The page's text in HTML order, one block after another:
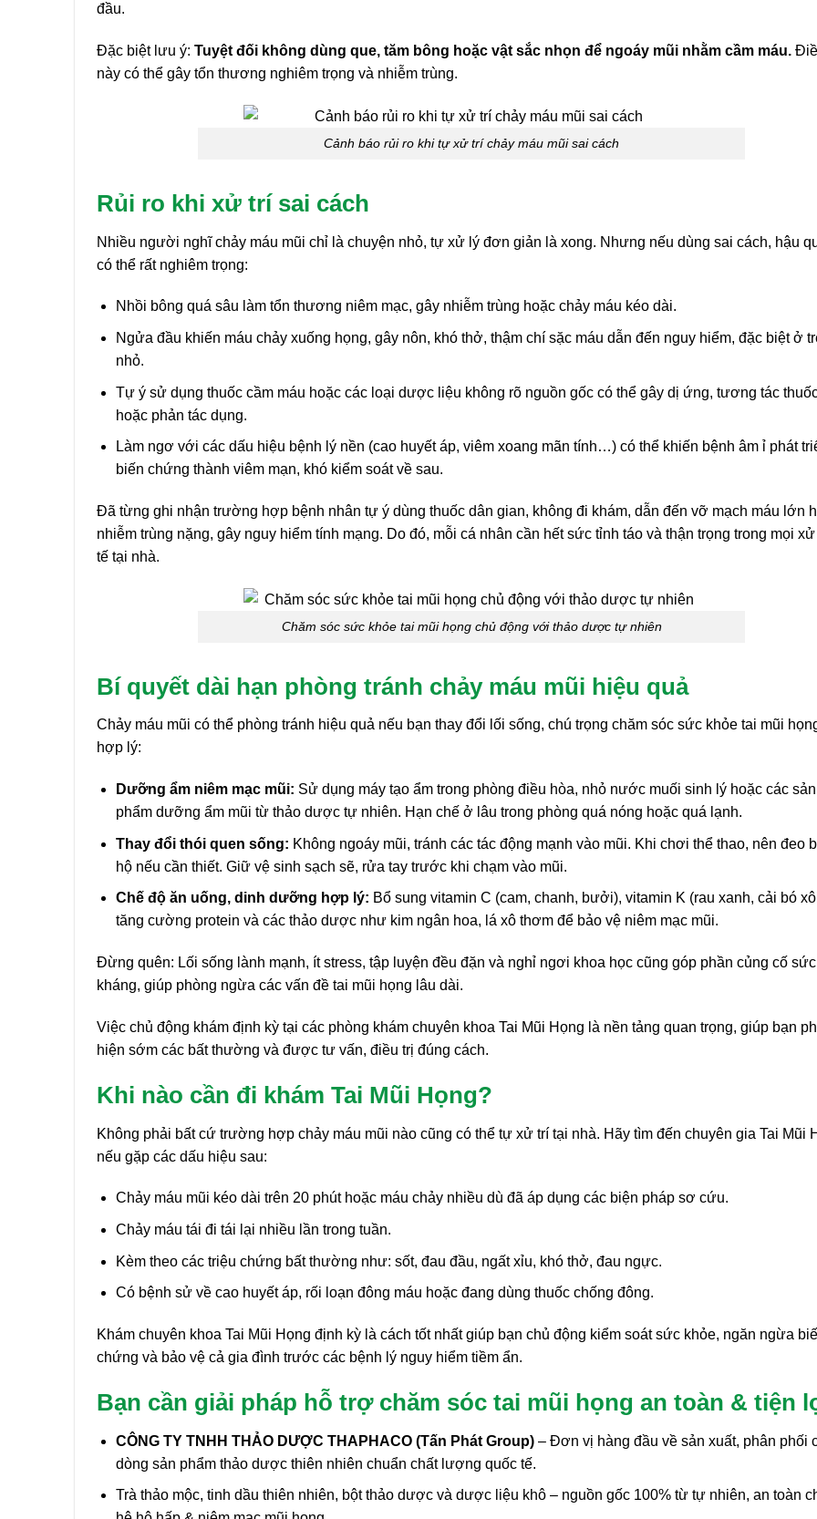
đầu.
Đặc biệt lưu ý: Tuyệt đối không dùng que, tăm bông hoặc vật sắc nhọn để ngoáy mũi nhằm cầm máu.
này có thể gây tổn thương nghiêm trọng và nhiễm trùng.
Cảnh báo rủi ro khi tự xử trí chảy máu mũi sai cách
Rủi ro khi xử trí sai cách
Nhiều người nghĩ chảy máu mũi chỉ là chuyện nhỏ, tự xử lý đơn giản là xong. Nhưng nếu dùng sai cách, hậu
có thể rất nghiêm trọng:
Nhồi bông quá sâu làm tổn thương niêm mạc, gây nhiễm trùng hoặc chảy máu kéo dài.
Ngửa đầu khiến máu chảy xuống họng, gây nôn, khó thở, thậm chí sặc máu dẫn đến nguy hiểm, đặc biệt ở
nhỏ.
Tự ý sử dụng thuốc cầm máu hoặc các loại dược liệu không rõ nguồn gốc có thể gây dị ứng, tương tác
hoặc phản tác dụng.
Làm ngơ với các dấu hiệu bệnh lý nền (cao huyết áp, viêm xoang mãn tính…) có thể khiến bệnh âm ỉ phát
biến chứng thành viêm mạn, khó kiểm soát về sau.
Đã từng ghi nhận trường hợp bệnh nhân tự ý dùng thuốc dân gian, không đi khám, dẫn đến vỡ mạch máu lớn
nhiễm trùng nặng, gây nguy hiểm tính mạng. Do đó, mỗi cá nhân cần hết sức tỉnh táo và thận trọng trong mọi
tế tại nhà.
Chăm sóc sức khỏe tai mũi họng chủ động với thảo dược tự nhiên
Bí quyết dài hạn phòng tránh chảy máu mũi hiệu quả
Chảy máu mũi có thể phòng tránh hiệu quả nếu bạn thay đổi lối sống, chú trọng chăm sóc sức khỏe tai mũi
hợp lý:
Dưỡng ẩm niêm mạc mũi: Sử dụng máy tạo ẩm trong phòng điều hòa, nhỏ nước muối sinh lý hoặc các sản
phẩm dưỡng ẩm mũi từ thảo dược tự nhiên. Hạn chế ở lâu trong phòng quá nóng hoặc quá lạnh.
Thay đổi thói quen sống: Không ngoáy mũi, tránh các tác động mạnh vào mũi. Khi chơi thể thao, nên đeo
hộ nếu cần thiết. Giữ vệ sinh sạch sẽ, rửa tay trước khi chạm vào mũi.
Chế độ ăn uống, dinh dưỡng hợp lý: Bổ sung vitamin C (cam, chanh, bưởi), vitamin K (rau xanh, cải bó
tăng cường protein và các thảo dược như kim ngân hoa, lá xô thơm để bảo vệ niêm mạc mũi.
Đừng quên: Lối sống lành mạnh, ít stress, tập luyện đều đặn và nghỉ ngơi khoa học cũng góp phần củng cố
kháng, giúp phòng ngừa các vấn đề tai mũi họng lâu dài.
Việc chủ động khám định kỳ tại các phòng khám chuyên khoa Tai Mũi Họng là nền tảng quan trọng, giúp bạn
hiện sớm các bất thường và được tư vấn, điều trị đúng cách.
Khi nào cần đi khám Tai Mũi Họng?
Không phải bất cứ trường hợp chảy máu mũi nào cũng có thể tự xử trí tại nhà. Hãy tìm đến chuyên gia Tai Mũi
nếu gặp các dấu hiệu sau:
Chảy máu mũi kéo dài trên 20 phút hoặc máu chảy nhiều dù đã áp dụng các biện pháp sơ cứu.
Chảy máu tái đi tái lại nhiều lần trong tuần.
Kèm theo các triệu chứng bất thường như: sốt, đau đầu, ngất xỉu, khó thở, đau ngực.
Có bệnh sử về cao huyết áp, rối loạn đông máu hoặc đang dùng thuốc chống đông.
Khám chuyên khoa Tai Mũi Họng định kỳ là cách tốt nhất giúp bạn chủ động kiểm soát sức khỏe, ngăn ngừa
chứng và bảo vệ cả gia đình trước các bệnh lý nguy hiểm tiềm ẩn.
Bạn cần giải pháp hỗ trợ chăm sóc tai mũi họng an toàn & tiện
CÔNG TY TNHH THẢO DƯỢC THAPHACO (Tấn Phát Group)– Đơn vị hàng đầu về sản xuất, phân phối
dòng sản phẩm thảo dược thiên nhiên chuẩn chất lượng quốc tế.
Trà thảo mộc, tinh dầu thiên nhiên, bột thảo dược và dược liệu khô – nguồn gốc 100% từ tự nhiên, an toàn